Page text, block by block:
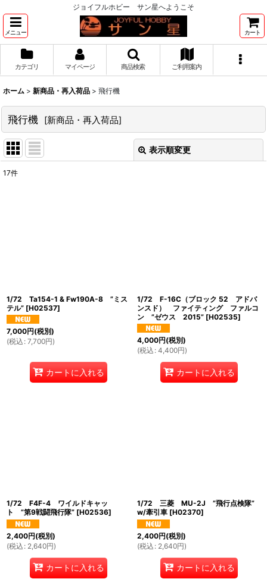
ジョイフルホビー サン星へようこそ
メニュー カート
カテゴリ マイページ 商品検索 ご利用案内
ホーム > 新商品・再入荷品 > 飛行機
飛行機 [新商品・再入荷品]
表示順変更
17件
1/72 Ta154-1 & Fw190A-8 ”ミス
テル” [H02537]
7,000円(税別)
(税込 : 7,700円)
カートに入れる
1/72 F-16C（ブロック 52 アドバ
ンスド） ファイティング ファルコ
ン ”ゼウス 2015” [H02535]
4,000円(税別)
(税込 : 4,400円)
カートに入れる
1/72 F4F-4 ワイルドキャッ
ト ”第9戦闘飛行隊” [H02536]
2,400円(税別)
(税込 : 2,640円)
カートに入れる
1/72 三菱 MU-2J ”飛行点検隊”
w/牽引車 [H02370]
2,400円(税別)
(税込 : 2,640円)
カートに入れる